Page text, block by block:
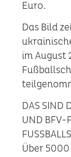
Euro.
Das Bild
im August
DAS SIND
UND BFV-
Über